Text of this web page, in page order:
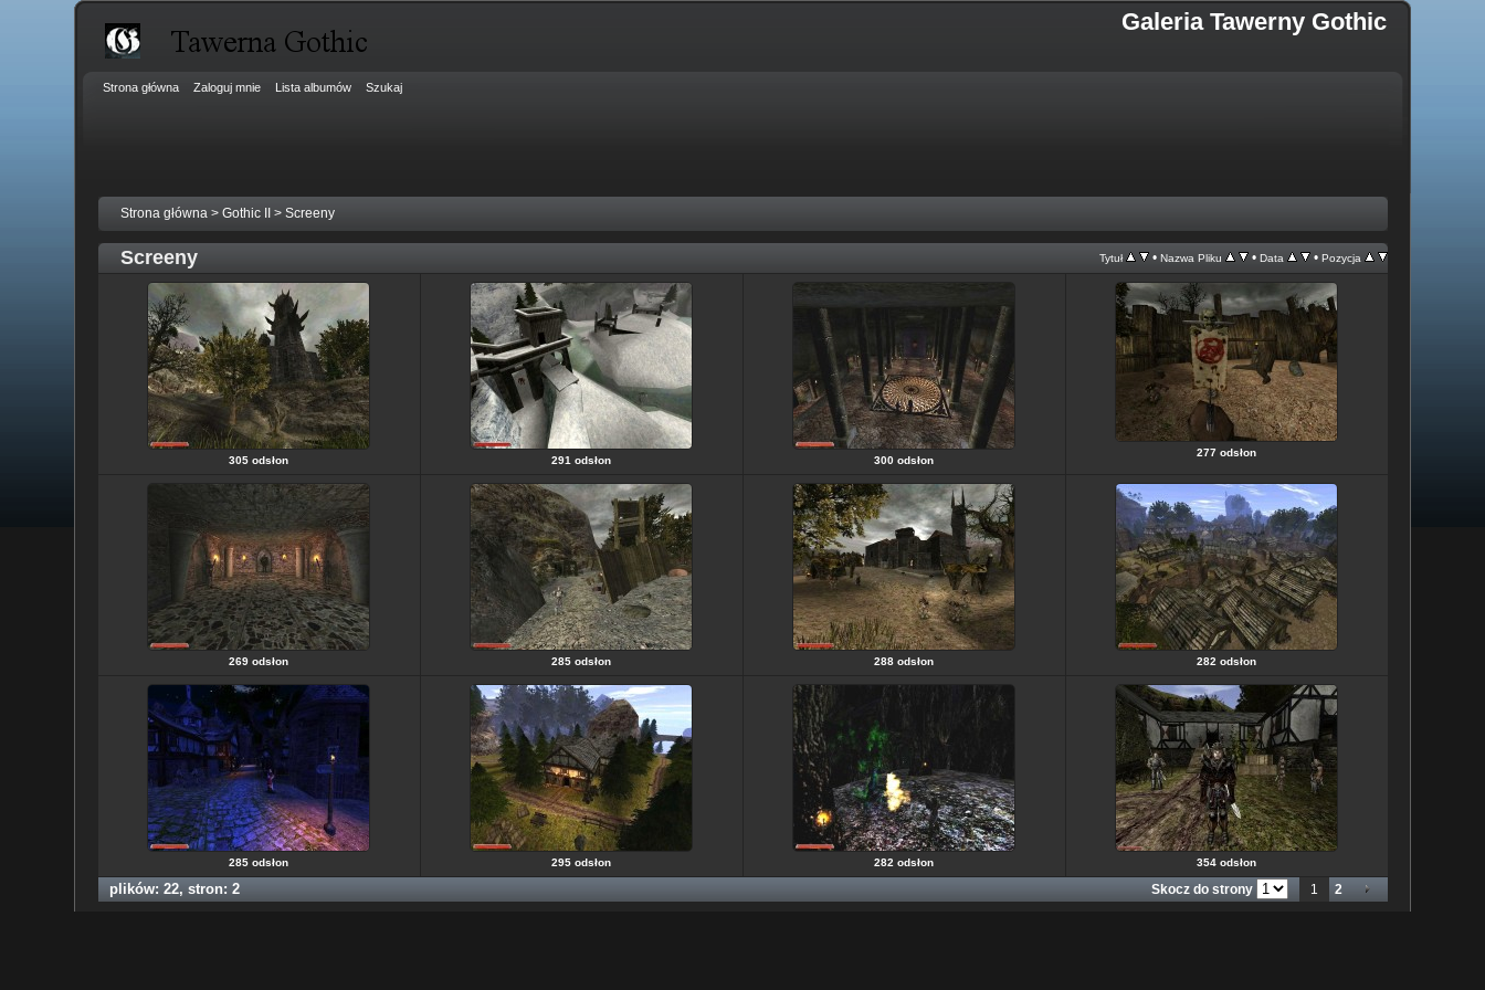
Galeria Tawerny Gothic
Strona główna Zaloguj mnie Lista albumów Szukaj
Strona główna> Gothic II > Screeny
Screeny Tytuł • Nazwa Pliku • Data • Pozycja
305 odsłon 291 odsłon 300 odsłon
277 odsłon
269 odsłon 285 odsłon 288 odsłon 282 odsłon
285 odsłon 295 odsłon 282 odsłon 354 odsłon
plików: 22, stron: 2 Skocz do strony 1 2